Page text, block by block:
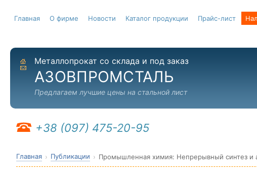
Главная О фирме Новости Каталог продукции Прайс-лист
На главную
Отправить письмо
Металлопрокат со склада и под заказ
АЗОВПРОМСТАЛЬ
Предлагаем лучшие цены на стальной лист
+38 (097) 475-20-95
Главная Публикации Промышленная химия: Непрерывный синтез и